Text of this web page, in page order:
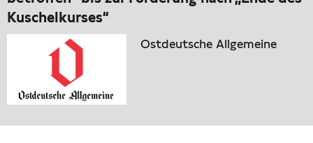
Kuschelkurses“
Ostdeutsche Allgemeine